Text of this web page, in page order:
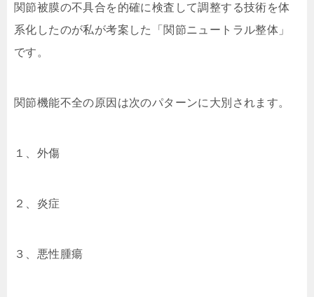
関節被膜の不具合を的確に検査して調整する技術を体
系化したのが私が考案した「関節ニュートラル整体」
です。
関節機能不全の原因は次のパターンに大別されます。
１、外傷
２、炎症
３、悪性腫瘍